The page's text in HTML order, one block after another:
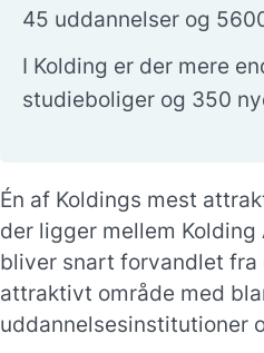
45 uddannelser og
I Kolding er der mere
studieboliger og 350
Én af Koldings mest
der ligger mellem
bliver snart forvandlet
attraktivt område med
uddannelsesinstitutioner